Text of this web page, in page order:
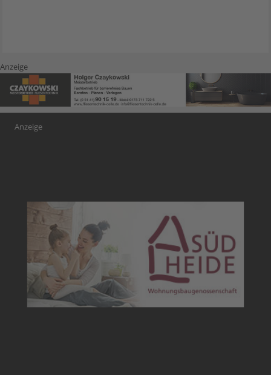
Anzeige
Anzeige